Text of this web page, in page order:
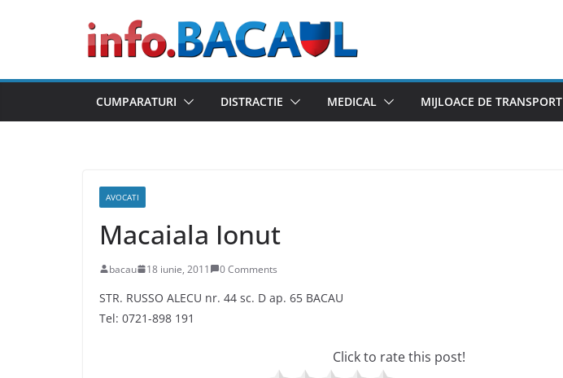
CUMPARATURI DISTRACTIE MEDICAL MIJLOACE DE TRANSPORT
AVOCATI
Macaiala Ionut
bacau 18 iunie, 2011 0 Comments
STR. RUSSO ALECU nr. 44 sc. D ap. 65 BACAU
Tel: 0721-898 191
Click to rate this post!